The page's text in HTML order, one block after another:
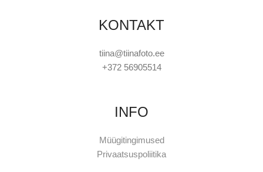
KONTAKT
tiina@tiinafoto.ee
+372 56905514
INFO
Müügitingimused
Privaatsuspoliitika